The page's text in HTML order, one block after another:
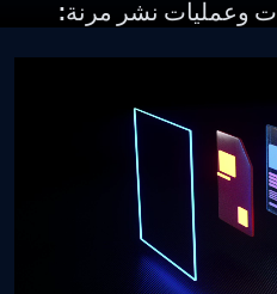
وعمليات نشر مرنة: